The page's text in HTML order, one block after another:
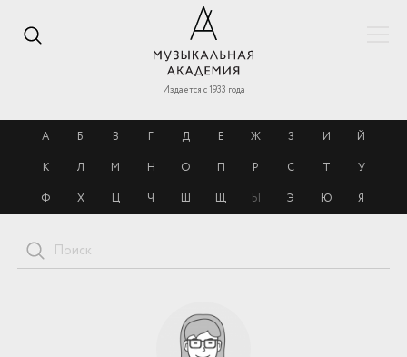
Издается с 1933 года
А Б В Г Д Е Ж З И
Й
К
Л М Н О П Р С Т
У
Ф
Х Ц Ч Ш Щ Ы Э Ю Я